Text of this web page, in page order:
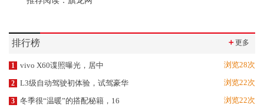
排行榜 ＋更多
1 vivo X60谍照曝光，居中 浏览28次
2 L3级自动驾驶初体验，试驾豪华 浏览22次
3 冬季很“温暖”的搭配秘籍，16 浏览22次